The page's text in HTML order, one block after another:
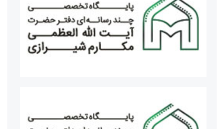
حجت‌الاسلام والمسلمین حمزه خلیلی معاون اول قوه قضائیه